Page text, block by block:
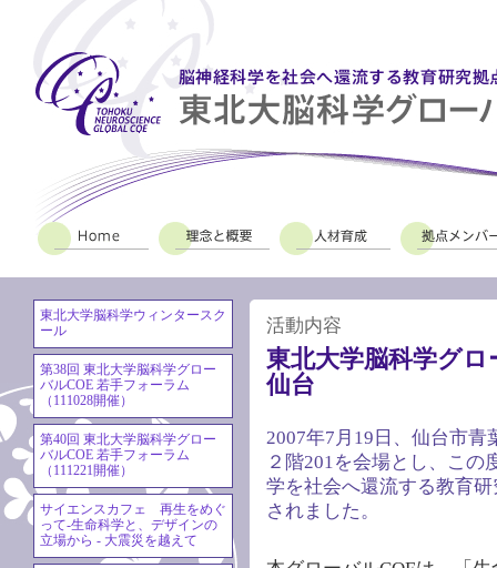
東北大学脳科学ウィンタースク
ール
第38回 東北大学脳科学グロー
バルCOE 若手フォーラム
（111028開催）
第40回 東北大学脳科学グロー
バルCOE 若手フォーラム
（111221開催）
サイエンスカフェ 再生をめぐ
って-生命科学と、デザインの
立場から - 大震災を越えて
活動内容
東北大学脳科学グ
仙台
2007年7月19日、仙台市
２階201を会場とし、この
学を社会へ還流する教育
されました。